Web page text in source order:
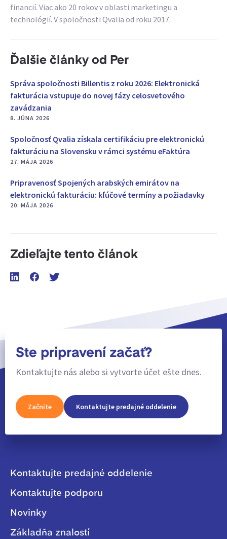
financií. Viac ako 20 rokov v oblasti marketingu a
technológií. V spoločnosti Qvalia od roku 2017.
Ďalšie články od Per
Správa spoločnosti Billentis z roku 2026: Elektronická
fakturácia vstupuje do novej fázy celosvetového
zavádzania
8. JÚNA 2026
Spoločnosť Qvalia získala certifikáciu pre elektronickú
fakturáciu na Slovensku v rámci systému eFaktúra
27. MÁJA 2026
Pripravenosť Spojených arabských emirátov na
elektronickú fakturáciu: kľúčové termíny a požiadavky
20. MÁJA 2026
Zdieľajte tento článok
Ste pripravení začať?
Kontaktujte nás alebo si vytvorte účet ešte dnes.
Začnite Kontaktujte predajné oddelenie
Kontaktujte predajné oddelenie
Kontaktujte podporu
Novinky
Základňa znalostí